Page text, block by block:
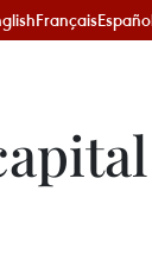
Français